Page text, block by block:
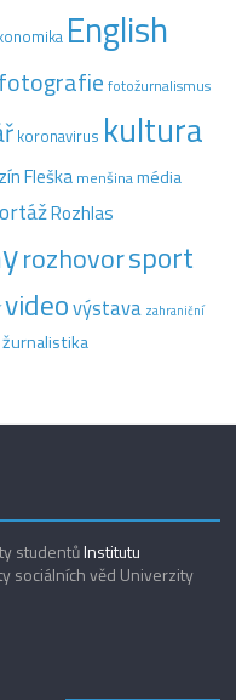
English
fotografie fotožurnalismus
koronavirus kultura
Fleška menšinamédia
Rozhlas
rozhovorsport
videovýstava zahraniční
žurnalistika
studentůInstitutu
sociálních věd Univerzity